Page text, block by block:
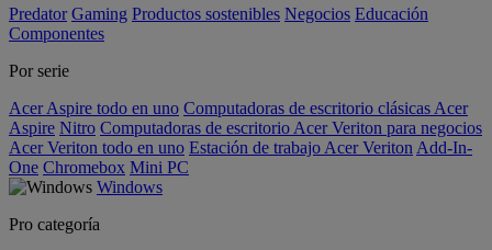
Predator Gaming Productos sostenibles Negocios Educación
Componentes
Por serie
Acer Aspire todo en uno Computadoras de escritorio clásicas Acer
Aspire Nitro Computadoras de escritorio Acer Veriton para negocios
Acer Veriton todo en uno Estación de trabajo Acer Veriton Add-In-
One Chromebox Mini PC
Windows
Pro categoría